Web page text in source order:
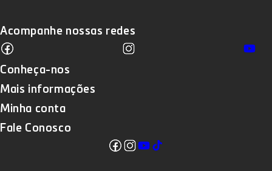
Acompanhe nossas redes
Translation missing: pt-
Conheça-nos
Mais informações
Minha conta
Fale Conosco
Facebook
Instagram
YouTube